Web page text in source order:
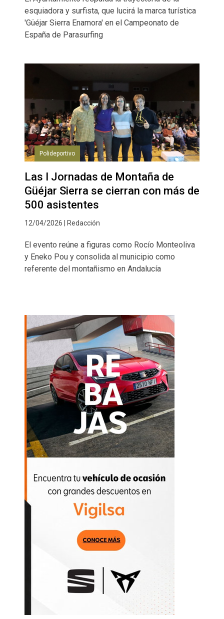
esquiadora y surfista, que lucirá la marca turística
'Güéjar Sierra Enamora' en el Campeonato de
España de Parasurfing
Polideportivo
Las I Jornadas de Montaña de
Güéjar Sierra se cierran con más de
500 asistentes
12/04/2026 | Redacción
El evento reúne a figuras como Rocío Monteoliva
y Eneko Pou y consolida al municipio como
referente del montañismo en Andalucía